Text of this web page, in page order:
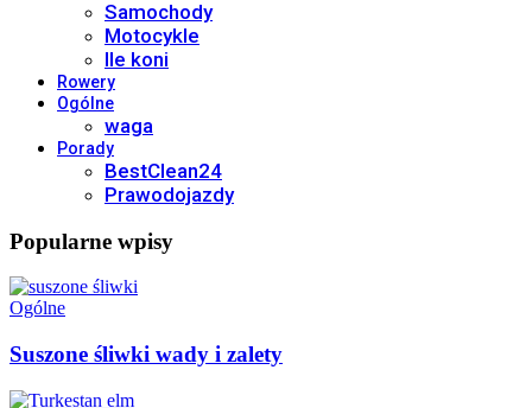
Samochody
Motocykle
Ile koni
Rowery
Ogólne
waga
Porady
BestClean24
Prawodojazdy
Popularne wpisy
Ogólne
Suszone śliwki wady i zalety